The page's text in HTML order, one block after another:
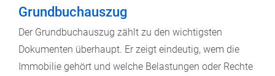
Grundbuchauszug
Der Grundbuchauszug zählt zu den wichtigsten
Dokumenten überhaupt. Er zeigt eindeutig, wem die
Immobilie gehört und welche Belastungen oder Rechte